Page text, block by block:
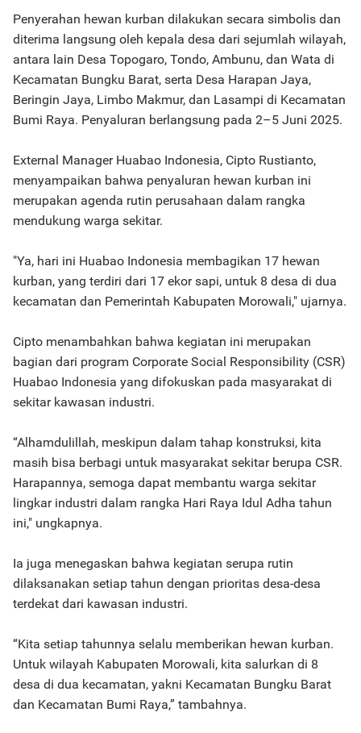
Penyerahan hewan kurban dilakukan secara simbolis dan
diterima langsung oleh kepala desa dari sejumlah wilayah,
antara lain Desa Topogaro, Tondo, Ambunu, dan Wata di
Kecamatan Bungku Barat, serta Desa Harapan Jaya,
Beringin Jaya, Limbo Makmur, dan Lasampi di Kecamatan
Bumi Raya. Penyaluran berlangsung pada 2–5 Juni 2025.
External Manager Huabao Indonesia, Cipto Rustianto,
menyampaikan bahwa penyaluran hewan kurban ini
merupakan agenda rutin perusahaan dalam rangka
mendukung warga sekitar.
"Ya, hari ini Huabao Indonesia membagikan 17 hewan
kurban, yang terdiri dari 17 ekor sapi, untuk 8 desa di dua
kecamatan dan Pemerintah Kabupaten Morowali," ujarnya.
Cipto menambahkan bahwa kegiatan ini merupakan
bagian dari program Corporate Social Responsibility (CSR)
Huabao Indonesia yang difokuskan pada masyarakat di
sekitar kawasan industri.
“Alhamdulillah, meskipun dalam tahap konstruksi, kita
masih bisa berbagi untuk masyarakat sekitar berupa CSR.
Harapannya, semoga dapat membantu warga sekitar
lingkar industri dalam rangka Hari Raya Idul Adha tahun
ini," ungkapnya.
Ia juga menegaskan bahwa kegiatan serupa rutin
dilaksanakan setiap tahun dengan prioritas desa-desa
terdekat dari kawasan industri.
“Kita setiap tahunnya selalu memberikan hewan kurban.
Untuk wilayah Kabupaten Morowali, kita salurkan di 8
desa di dua kecamatan, yakni Kecamatan Bungku Barat
dan Kecamatan Bumi Raya,” tambahnya.